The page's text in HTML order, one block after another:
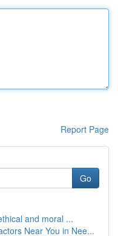
Report Page
Go
and moral ...
Near You in Nee...